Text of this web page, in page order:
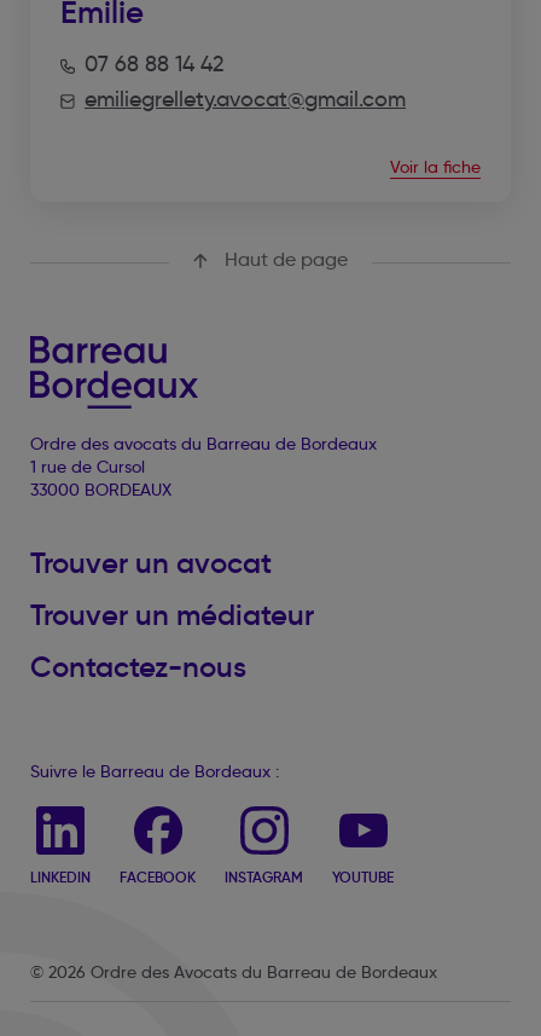
Emilie
07 68 88 14 42
emiliegrellety.avocat@gmail.com
Voir la fiche
Haut de page
Ordre des avocats du Barreau de Bordeaux
1 rue de Cursol
33000 BORDEAUX
Trouver un avocat
Trouver un médiateur
Contactez-nous
Suivre le Barreau de Bordeaux :
LINKEDIN FACEBOOK INSTAGRAM YOUTUBE
© 2026 Ordre des Avocats du Barreau de Bordeaux